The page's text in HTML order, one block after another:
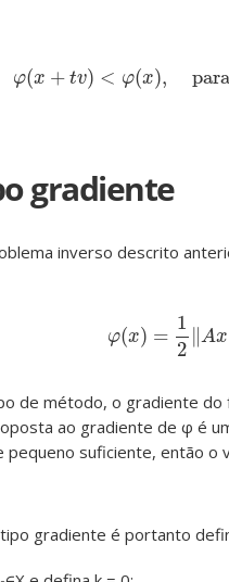
φ(x + tv) < φ(x),
φ(x+tv <φ(x), para
gradiente
inverso descrito
φ(x) =
1
2
∥Ax
φ( x)= 12 Ax−
de método, o gradiente
ao gradiente de φ é
pequeno suficiente, então o
gradiente é portanto